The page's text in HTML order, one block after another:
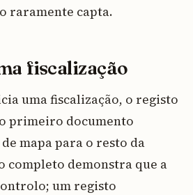
raramente capta.
fiscalização
uma fiscalização, o registo
primeiro documento
mapa para o resto da
completo demonstra que a
um registo